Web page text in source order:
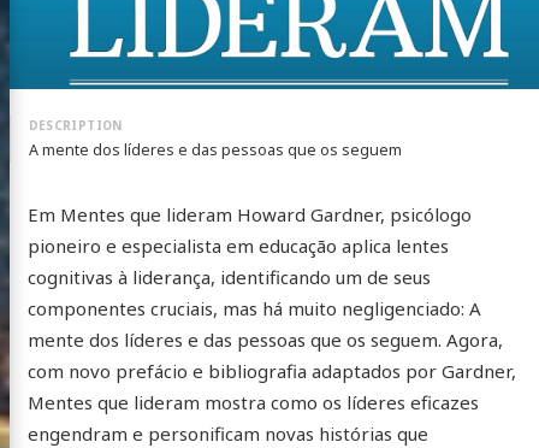
A mente dos líderes e das pessoas que os seguem
Em Mentes que lideram Howard Gardner, psicólogo
pioneiro e especialista em educação aplica lentes
cognitivas à liderança, identificando um de seus
componentes cruciais, mas há muito negligenciado: A
mente dos líderes e das pessoas que os seguem. Agora,
com novo prefácio e bibliografia adaptados por Gardner,
Mentes que lideram mostra como os líderes eficazes
engendram e personificam novas histórias que